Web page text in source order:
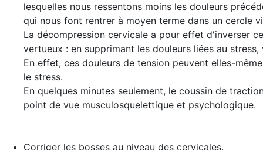
lesquelles nous ressentons moins les douleurs
qui nous font rentrer à moyen terme dans un cercle
La décompression cervicale a pour effet d'inverser
vertueux : en supprimant les douleurs liées au
En effet, ces douleurs de tension peuvent elles-
le stress.
En quelques minutes seulement, le coussin de
point de vue musculosquelettique et psychologique.
Corriger les bosses au niveau des cervicales.